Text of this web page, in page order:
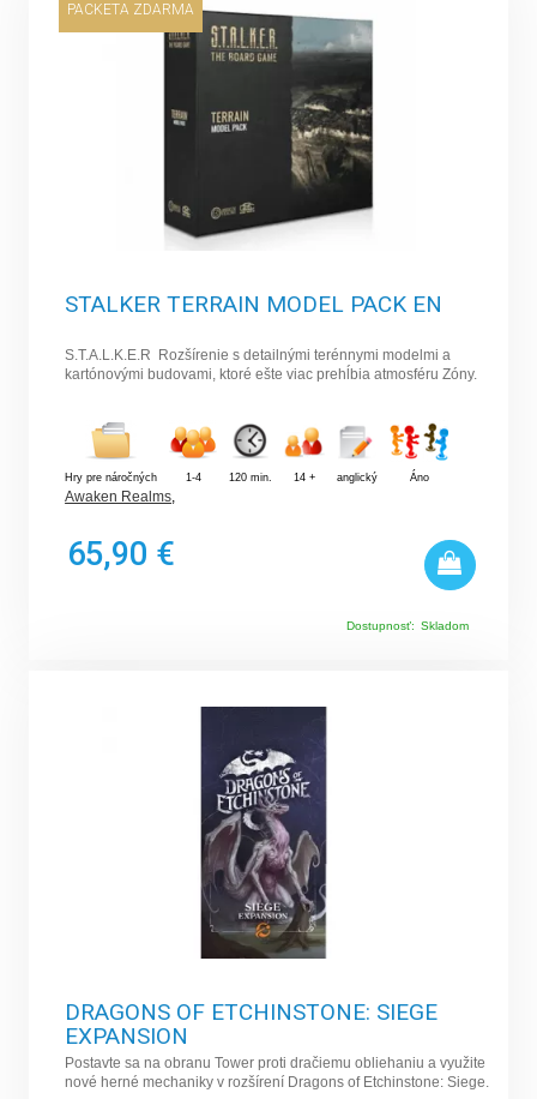
PACKETA ZDARMA
STALKER TERRAIN MODEL PACK EN
S.T.A.L.K.E.R Rozšírenie s detailnými terénnymi modelmi a
kartónovými budovami, ktoré ešte viac prehĺbia atmosféru Zóny.
Hry pre náročných 1-4 120 min. 14 + anglický Áno
Awaken Realms,
65,90 €
Dostupnosť: Skladom
DRAGONS OF ETCHINSTONE: SIEGE
EXPANSION
Postavte sa na obranu Tower proti dračiemu obliehaniu a využite
nové herné mechaniky v rozšírení Dragons of Etchinstone: Siege.